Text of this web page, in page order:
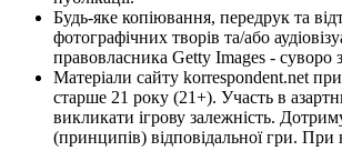
Будь-яке копіювання, передрук та
фотографічних творів та/або
правовласника Getty Images - суворо
Матеріали сайту korrespondent.net
старше 21 року (21+). Участь в
викликати ігрову залежність.
(принципів) відповідальної гри.